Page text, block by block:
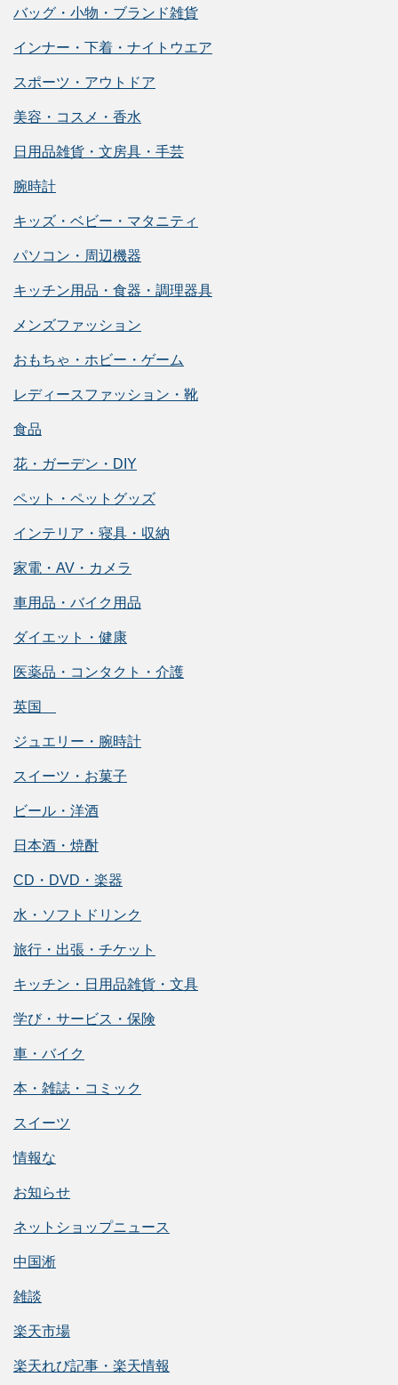
バッグ・小物・ブランド雑貨
インナー・下着・ナイトウエア
スポーツ・アウトドア
美容・コスメ・香水
日用品雑貨・文房具・手芸
腕時計
キッズ・ベビー・マタニティ
パソコン・周辺機器
キッチン用品・食器・調理器具
メンズファッション
おもちゃ・ホビー・ゲーム
レディースファッション・靴
食品
花・ガーデン・DIY
ペット・ペットグッズ
インテリア・寝具・収納
家電・AV・カメラ
車用品・バイク用品
ダイエット・健康
医薬品・コンタクト・介護
英国
ジュエリー・腕時計
スイーツ・お菓子
ビール・洋酒
日本酒・焼酎
CD・DVD・楽器
水・ソフトドリンク
旅行・出張・チケット
キッチン・日用品雑貨・文具
学び・サービス・保険
車・バイク
本・雑誌・コミック
スイーツ
情報な
お知らせ
ネットショップニュース
中国淅
雑談
楽天市場
楽天れび記事・楽天情報